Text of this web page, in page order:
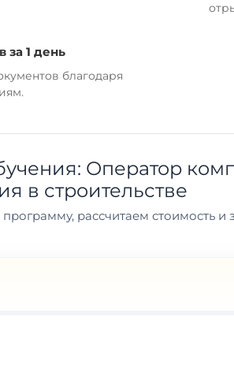
за 1 день
благодаря
Оператор
в строительстве
рассчитаем стоимость и